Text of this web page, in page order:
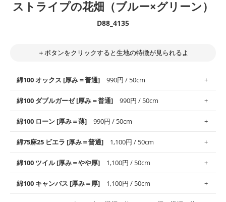
ストライプの花畑（ブルー×グリーン）
D88_4135
＋ボタンをクリックすると生地の特徴が見られるよ
綿100 オックス [厚み＝普通] 990円 / 50cm
使いやすさNo.1！しなやかさと適度な張りを併せ持ち、通気性の
高さがオックス生地の特徴です。当サイトのオックス生地は、
般にお使いいただけます。
※レッスンバッグ、上履き袋などの通園通学グッズにはツイル生
綿100 ダブルガーゼ [厚み＝普通] 990円 / 50cm
柔らかくふんわりとした肌触りが特徴です。ベビー用品やハンカ
チなど直接肌に触れるアイテムに最適です。高い吸湿性・通気性
す。
・スタイ、おくるみなどのベビーグッズ
綿100 ローン [厚み＝薄] 990円 / 50cm
上質で薄手の平織りの生地です。軽やかさとなめらかな手触りの
良さが魅力。透け感があるので、涼しげなトップスなどに最適で
綿75麻25 ビエラ [厚み＝普通] 1,100円 / 50cm
コットン75％リネン25％の当店のビエラ生地は、オックス生地よ
りもふんわりとした柔らかい質感と適度な落ち感を感じられるの
綿100 ツイル [厚み＝やや厚] 1,100円 / 50cm
綿100 キャンバス [厚み＝厚] 1,100円 / 50cm